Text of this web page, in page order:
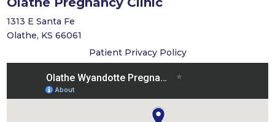
1313 E Santa Fe
Olathe, KS 66061
Patient Privacy Policy